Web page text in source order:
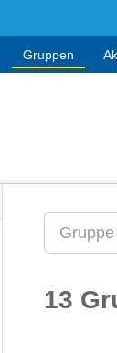
Gruppen
13